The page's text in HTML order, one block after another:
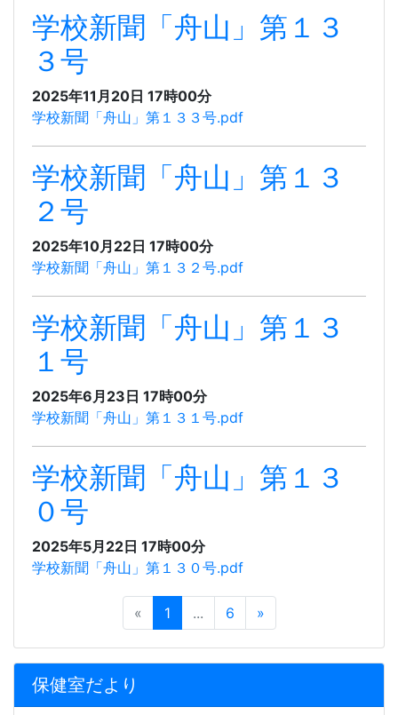
学校新聞「舟山」第１３
３号
2025年11月20日 17時00分
学校新聞「舟山」第１３３号.pdf
学校新聞「舟山」第１３
２号
2025年10月22日 17時00分
学校新聞「舟山」第１３２号.pdf
学校新聞「舟山」第１３
１号
2025年6月23日 17時00分
学校新聞「舟山」第１３１号.pdf
学校新聞「舟山」第１３
０号
2025年5月22日 17時00分
学校新聞「舟山」第１３０号.pdf
« 1 ... 6 »
保健室だより